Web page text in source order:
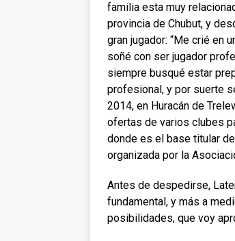
familia esta muy
provincia de Chubut, y
gran jugador: “Me crié en
soñé con ser jugador
siempre busqué estar
profesional, y por suerte
2014, en Huracán de
ofertas de varios clubes
donde es el base titular
organizada por la
Antes de despedirse,
fundamental, y más a
posibilidades, que voy